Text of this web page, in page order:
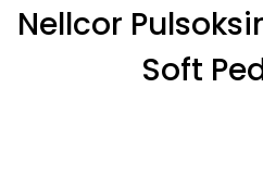
Nellcor
Soft